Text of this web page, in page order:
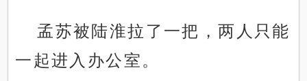
孟苏被陆淮拉了一把，两人只能
一起进入办公室。